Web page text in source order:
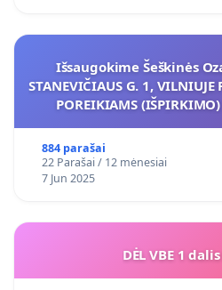
Išsaugokime Šeškinės
STANEVIČIAUS G. 1, VILNIUJE
POREIKIAMS
884 parašai
22 Parašai / 12 mėnesiai
7 Jun 2025
DĖL VBE 1